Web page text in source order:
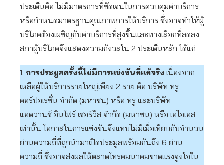
ประเด็นคือ ไม่มีมาตรการที่ชัดเจนในการควบคุมค่าบริการ
หรือกำหนดมาตรฐานคุณภาพการให้บริการ ซึ่งอาจทำให้ผู้
บริโภคต้องเผชิญกับค่าบริการที่สูงขึ้นและทางเลือกที่ลดลง
สภาผู้บริโภคจึงแสดงความกังวลใน 2 ประเด็นหลัก ได้แก่
1. การประมูลครั้งนี้ไม่มีการแข่งขันที่แท้จริง เนื่องจาก
เหลือผู้ให้บริการรายใหญ่เพียง 2 ราย คือ บริษัท ทรู
คอร์ปอเรชั่น จำกัด (มหาชน) หรือ ทรู และบริษัท
แอดวานซ์ อินโฟร์ เซอร์วิส จำกัด (มหาชน) หรือ เอไอเอส
เท่านั้น โอกาสในการแข่งขันจึงแทบไม่มีเมื่อเทียบกับจำนวน
ย่านความถี่ที่ถูกนำมาเปิดประมูลพร้อมกันถึง 6 ย่าน
ความถี่ ซึ่งอาจส่งผลให้ตลาดโทรคมนาคมขาดแรงจูงใจใน